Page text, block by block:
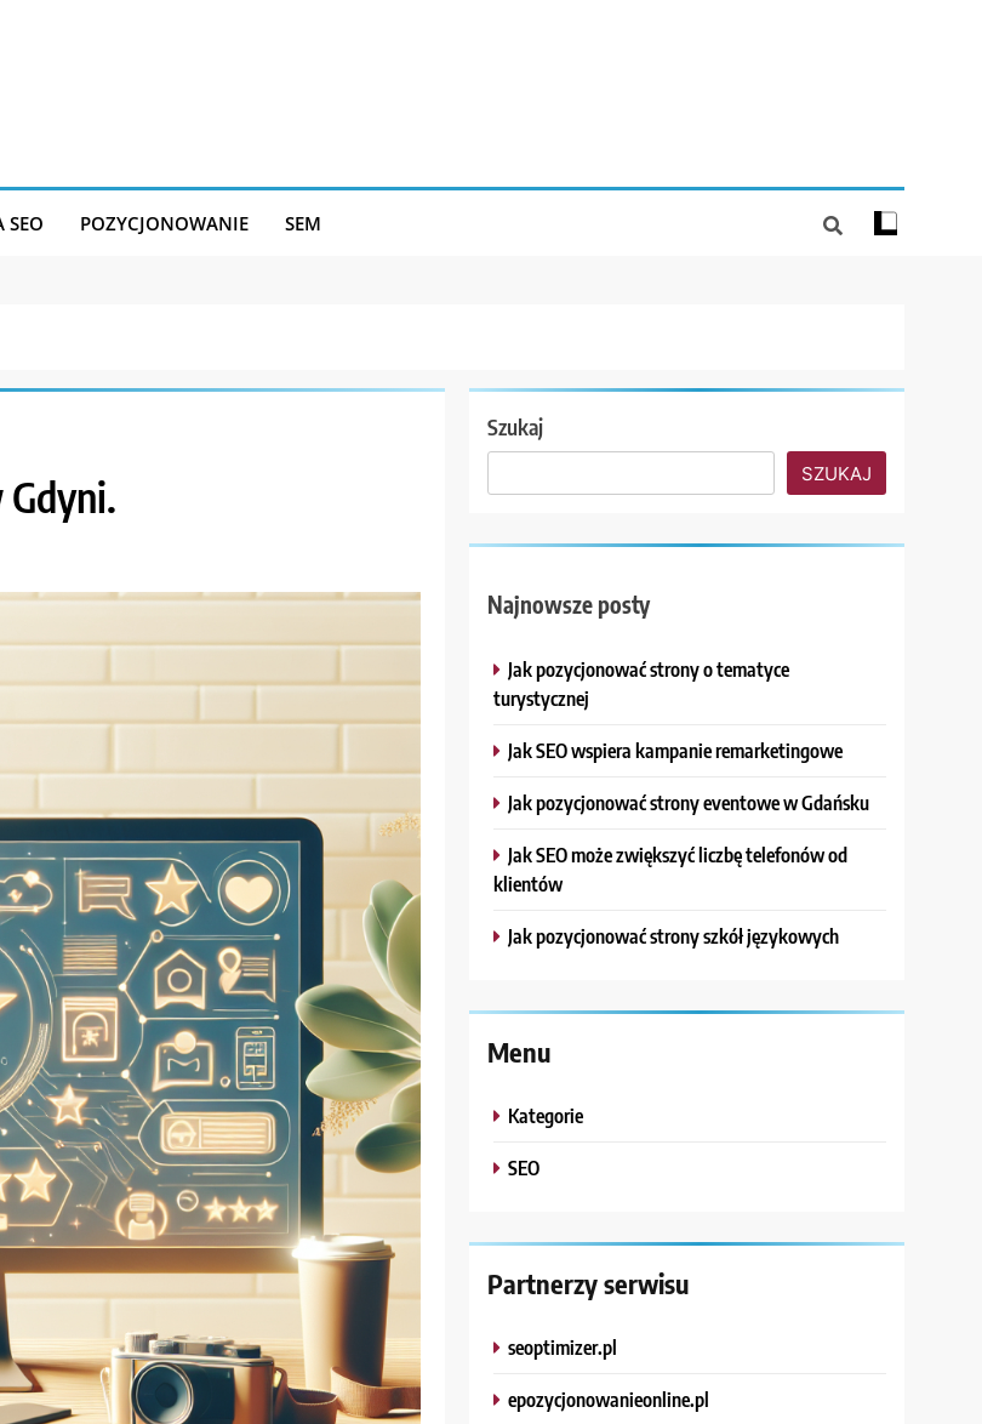
SEO POZYCJONOWANIE SEM
Szukaj
SZUKAJ
Najnowsze posty
Jak pozycjonować strony o tematyce
turystycznej
Jak SEO wspiera kampanie remarketingowe
Jak pozycjonować strony eventowe w Gdańsku
Jak SEO może zwiększyć liczbę telefonów od
klientów
Jak pozycjonować strony szkół językowych
Menu
Kategorie
SEO
Partnerzy serwisu
seoptimizer.pl
epozycjonowanieonline.pl